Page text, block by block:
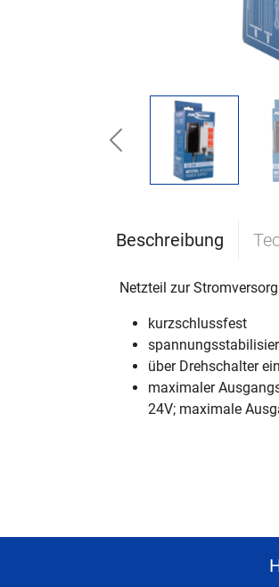
Previous
Beschreibung
Netzteil zur
kurzschlussfest
über Drehschalter
maximaler
24V; maximale